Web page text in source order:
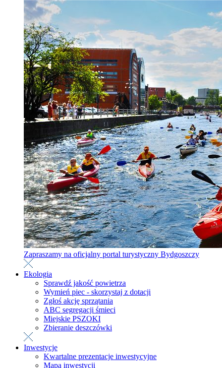
Zapraszamy na oficjalny portal turystyczny Bydgoszczy
Ekologia
Sprawdź jakość powietrza
Wymień piec - skorzystaj z dotacji
Zgłoś akcję sprzątania
ABC segregacji śmieci
Miejskie PSZOKI
Zbieranie deszczówki
Inwestycje
Kwartalne prezentacje inwestycyjne
Mapa inwestycji